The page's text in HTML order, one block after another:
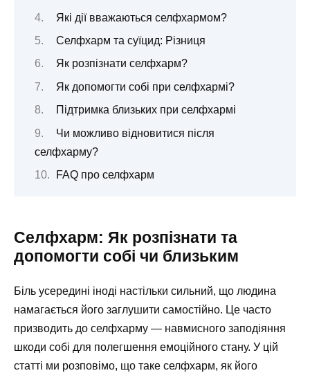
Які дії вважаються селфхармом?
Селфхарм та суїцид: Різниця
Як розпізнати селфхарм?
Як допомогти собі при селфхармі?
Підтримка близьких при селфхармі
Чи можливо відновитися після
селфхарму?
FAQ про селфхарм
Селфхарм: Як розпізнати та
допомогти собі чи близьким
Біль усередині іноді настільки сильний, що людина
намагається його заглушити самостійно. Це часто
призводить до селфхарму — навмисного заподіяння
шкоди собі для полегшення емоційного стану. У цій
статті ми розповімо, що таке селфхарм, як його